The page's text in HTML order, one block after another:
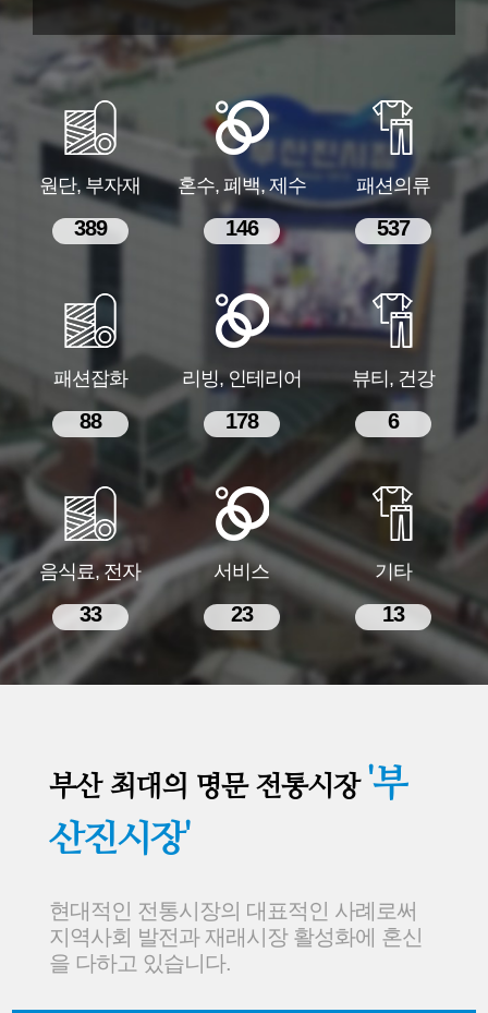
원단, 부자재
389
혼수, 폐백, 제수
146
패션의류
537
패션잡화
88
리빙, 인테리어
178
뷰티, 건강
6
음식료, 전자
33
서비스
23
기타
13
부산 최대의 명문 전통시장 '부
산진시장'
현대적인 전통시장의 대표적인 사례로써
지역사회 발전과 재래시장 활성화에 혼신
을 다하고 있습니다.